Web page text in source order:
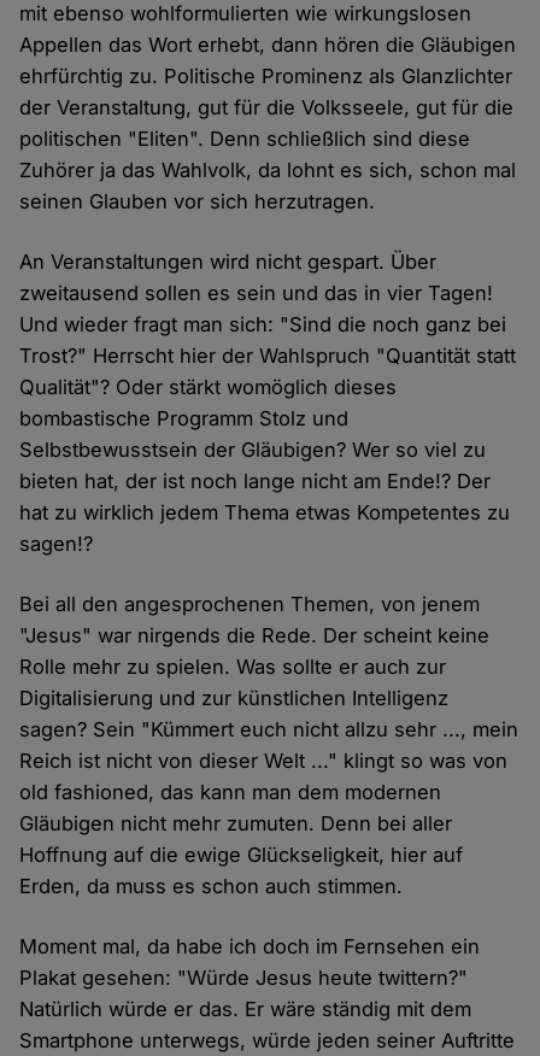
mit ebenso wohlformulierten wie wirkungslosen
Appellen das Wort erhebt, dann hören die Gläubigen
ehrfürchtig zu. Politische Prominenz als Glanzlichter
der Veranstaltung, gut für die Volksseele, gut für die
politischen "Eliten". Denn schließlich sind diese
Zuhörer ja das Wahlvolk, da lohnt es sich, schon mal
seinen Glauben vor sich herzutragen.
An Veranstaltungen wird nicht gespart. Über
zweitausend sollen es sein und das in vier Tagen!
Und wieder fragt man sich: "Sind die noch ganz bei
Trost?" Herrscht hier der Wahlspruch "Quantität statt
Qualität"? Oder stärkt womöglich dieses
bombastische Programm Stolz und
Selbstbewusstsein der Gläubigen? Wer so viel zu
bieten hat, der ist noch lange nicht am Ende!? Der
hat zu wirklich jedem Thema etwas Kompetentes zu
sagen!?
Bei all den angesprochenen Themen, von jenem
"Jesus" war nirgends die Rede. Der scheint keine
Rolle mehr zu spielen. Was sollte er auch zur
Digitalisierung und zur künstlichen Intelligenz
sagen? Sein "Kümmert euch nicht allzu sehr ..., mein
Reich ist nicht von dieser Welt ..." klingt so was von
old fashioned, das kann man dem modernen
Gläubigen nicht mehr zumuten. Denn bei aller
Hoffnung auf die ewige Glückseligkeit, hier auf
Erden, da muss es schon auch stimmen.
Moment mal, da habe ich doch im Fernsehen ein
Plakat gesehen: "Würde Jesus heute twittern?"
Natürlich würde er das. Er wäre ständig mit dem
Smartphone unterwegs, würde jeden seiner Auftritte